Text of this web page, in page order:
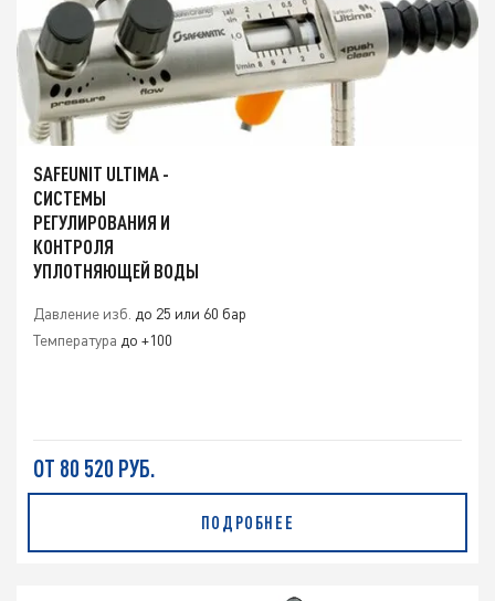
SAFEUNIT ULTIMA -
СИСТЕМЫ
РЕГУЛИРОВАНИЯ И
КОНТРОЛЯ
УПЛОТНЯЮЩЕЙ ВОДЫ
Давление изб. до 25 или 60 бар
Температура до +100
ОТ 80 520 РУБ.
ПОДРОБНЕЕ